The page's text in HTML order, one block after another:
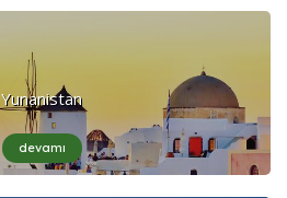
Yunanistan
devamı